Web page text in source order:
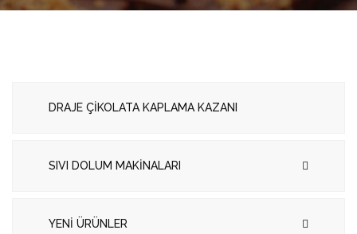
DRAJE ÇİKOLATA KAPLAMA KAZANI
SIVI DOLUM MAKİNALARI
YENİ ÜRÜNLER